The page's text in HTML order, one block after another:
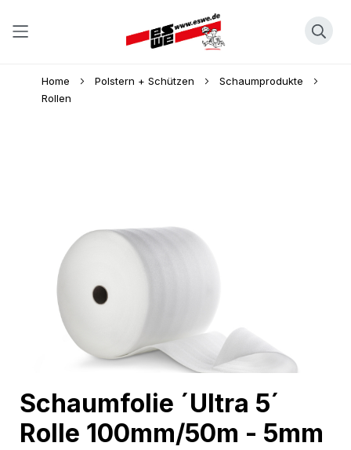
Home Polstern + Schützen
Schaumprodukte
Rollen
images
gallery
to
the
Schaumfolie ´Ultra 5´
Rolle 100mm/50m - 5mm